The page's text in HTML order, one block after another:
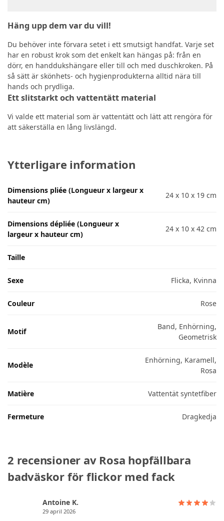
Häng upp dem var du vill!
Du behöver inte förvara setet i ett smutsigt handfat. Varje set
har en robust krok som det enkelt kan hängas på: från en
dörr, en handdukshängare eller till och med duschkroken. På
så sätt är skönhets- och hygienprodukterna alltid nära till
hands och prydliga.
Ett slitstarkt och vattentätt material
Vi valde ett material som är vattentätt och lätt att rengöra för
att säkerställa en lång livslängd.
Ytterligare information
Dimensions pliée (Longueur x largeur x
hauteur cm)
24 x 10 x 19 cm
Dimensions dépliée (Longueur x
largeur x hauteur cm)
24 x 10 x 42 cm
Taille
Sexe Flicka, Kvinna
Couleur Rose
Motif
Band, Enhörning,
Geometrisk
Modèle
Enhörning, Karamell,
Rosa
Matière Vattentät syntetfiber
Fermeture Dragkedja
2 recensioner av Rosa hopfällbara
badväskor för flickor med fack
Antoine K.
29 april 2026